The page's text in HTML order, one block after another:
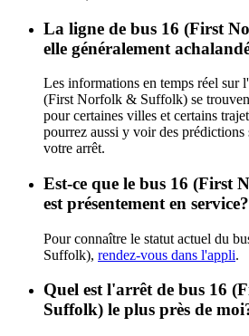
La ligne de bus 16 (First
elle généralement
Les informations en temps réel sur
(First Norfolk & Suffolk) se
pour certaines villes et certains
pourrez aussi y voir des prédictions
votre arrêt.
Est-ce que le bus 16 (First
est présentement en service?
Pour connaître le statut actuel du
Suffolk), rendez-vous dans l'appli.
Quel est l'arrêt de bus 16
Suffolk) le plus près de